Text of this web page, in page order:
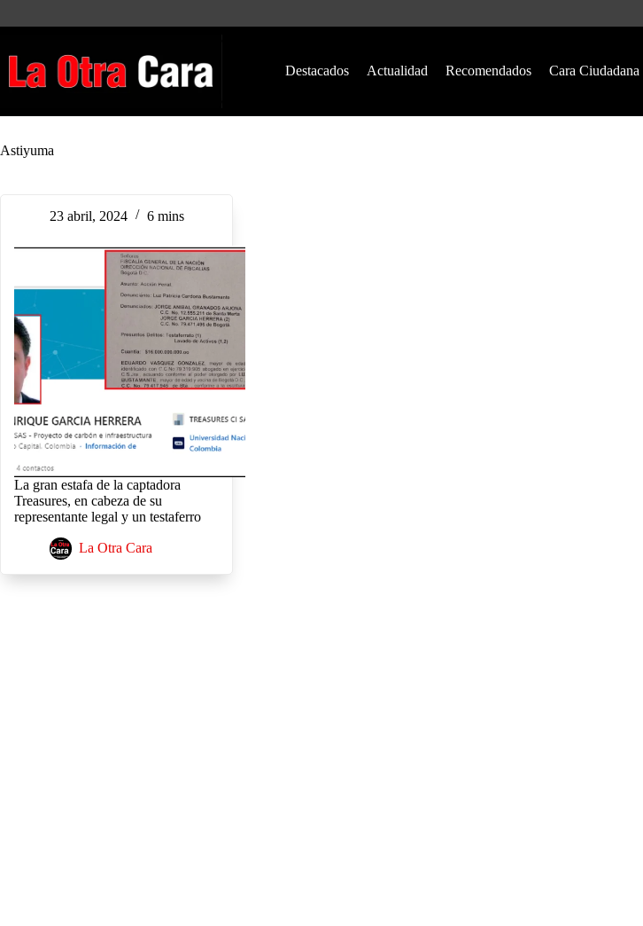
Destacados Actualidad Recomendados Cara Ciudadana
Astiyuma
23 abril, 2024 6 mins
La gran estafa de la captadora
Treasures, en cabeza de su
representante legal y un testaferro
La Otra Cara